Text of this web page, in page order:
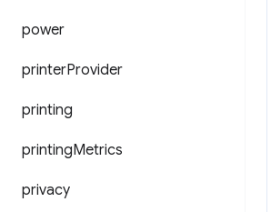
power
printerProvider
printing
printingMetrics
privacy